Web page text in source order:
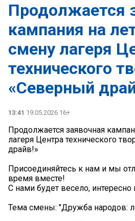
Продолжается
кампания на
смену лагеря
технического
«Северный
13:41 19.05.2026 16+
Продолжается заявочная
лагеря Центра технического
драйв!»
Присоединяйтесь к нам и мы
время вместе!
С нами будет весело, интересно
Тема смены: "Дружба народов: